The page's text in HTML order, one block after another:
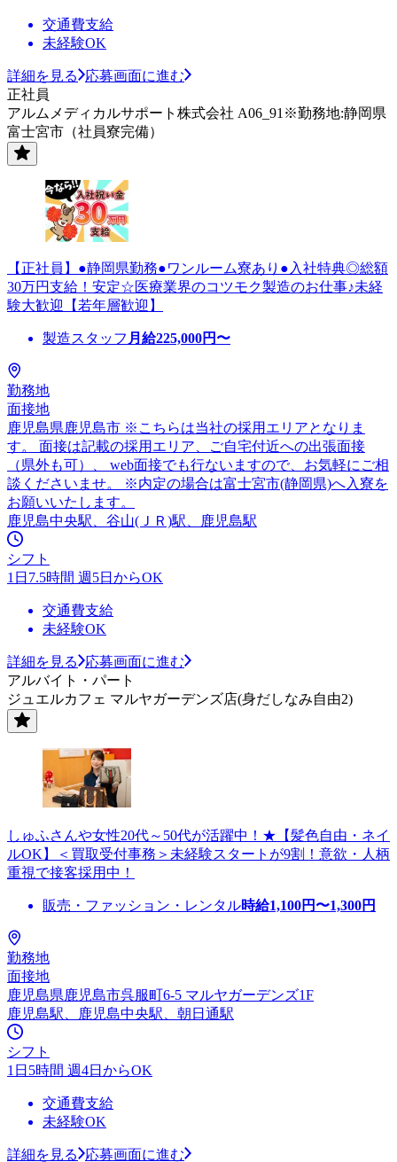
交通費支給
未経験OK
詳細を見る
応募画面に進む
正社員
アルムメディカルサポート株式会社 A06_91※勤務地:静岡県
富士宮市（社員寮完備）
【正社員】●静岡県勤務●ワンルーム寮あり●入社特典◎総額
30万円支給！安定☆医療業界のコツモク製造のお仕事♪未経
験大歓迎【若年層歓迎】
製造スタッフ 月給225,000円〜
勤務地
面接地
鹿児島県鹿児島市 ※こちらは当社の採用エリアとなりま
す。 面接は記載の採用エリア、ご自宅付近への出張面接
（県外も可）、 web面接でも行ないますので、お気軽にご相
談くださいませ。 ※内定の場合は富士宮市(静岡県)へ入寮を
お願いいたします。
鹿児島中央駅、谷山(ＪＲ)駅、鹿児島駅
シフト
1日7.5時間 週5日からOK
交通費支給
未経験OK
詳細を見る
応募画面に進む
アルバイト・パート
ジュエルカフェ マルヤガーデンズ店(身だしなみ自由2)
しゅふさんや女性20代～50代が活躍中！★【髪色自由・ネイ
ルOK】＜買取受付事務＞未経験スタートが9割！意欲・人柄
重視で接客採用中！
販売・ファッション・レンタル時給1,100円〜1,300円
勤務地
面接地
鹿児島県鹿児島市呉服町6-5 マルヤガーデンズ1F
鹿児島駅、鹿児島中央駅、朝日通駅
シフト
1日5時間 週4日からOK
交通費支給
未経験OK
詳細を見る 応募画面に進む